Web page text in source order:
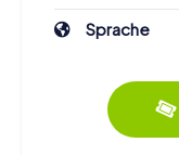
Sprache